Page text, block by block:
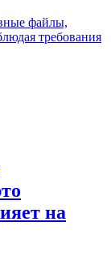
файлы,
требования
на